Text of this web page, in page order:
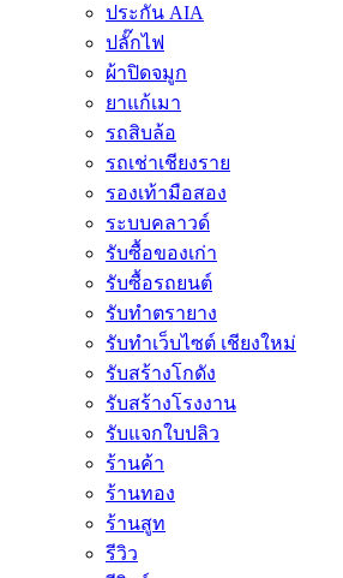
ประกัน AIA
ปลั๊กไฟ
ผ้าปิดจมูก
ยาแก้เมา
รถสิบล้อ
รถเช่าเชียงราย
รองเท้ามือสอง
ระบบคลาวด์
รับซื้อของเก่า
รับซื้อรถยนต์
รับทำตรายาง
รับทำเว็บไซต์ เชียงใหม่
รับสร้างโกดัง
รับสร้างโรงงาน
รับแจกใบปลิว
ร้านค้า
ร้านทอง
ร้านสูท
รีวิว